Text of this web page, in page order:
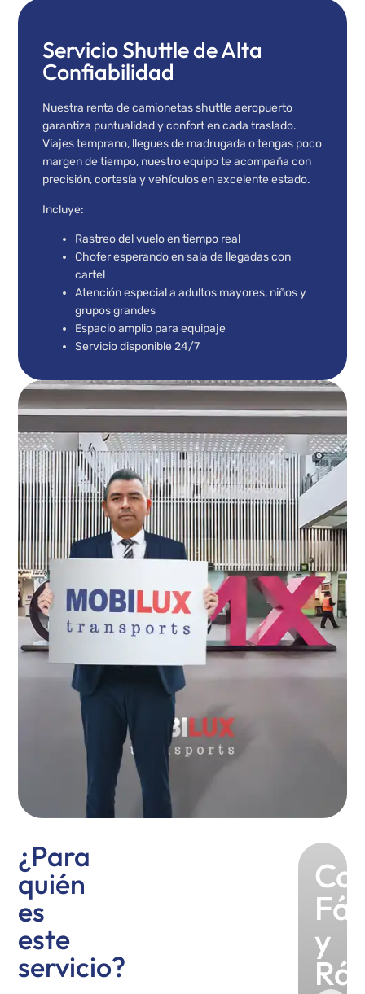
Servicio Shuttle de Alta
Confiabilidad
Nuestra renta de camionetas shuttle aeropuerto
garantiza puntualidad y confort en cada traslado.
Viajes temprano, llegues de madrugada o tengas poco
margen de tiempo, nuestro equipo te acompaña con
precisión, cortesía y vehículos en excelente estado.
Incluye:
Rastreo del vuelo en tiempo real
Chofer esperando en sala de llegadas con
cartel
Atención especial a adultos mayores, niños y
grupos grandes
Espacio amplio para equipaje
Servicio disponible 24/7
¿Para
quién
es
este
servicio?
y